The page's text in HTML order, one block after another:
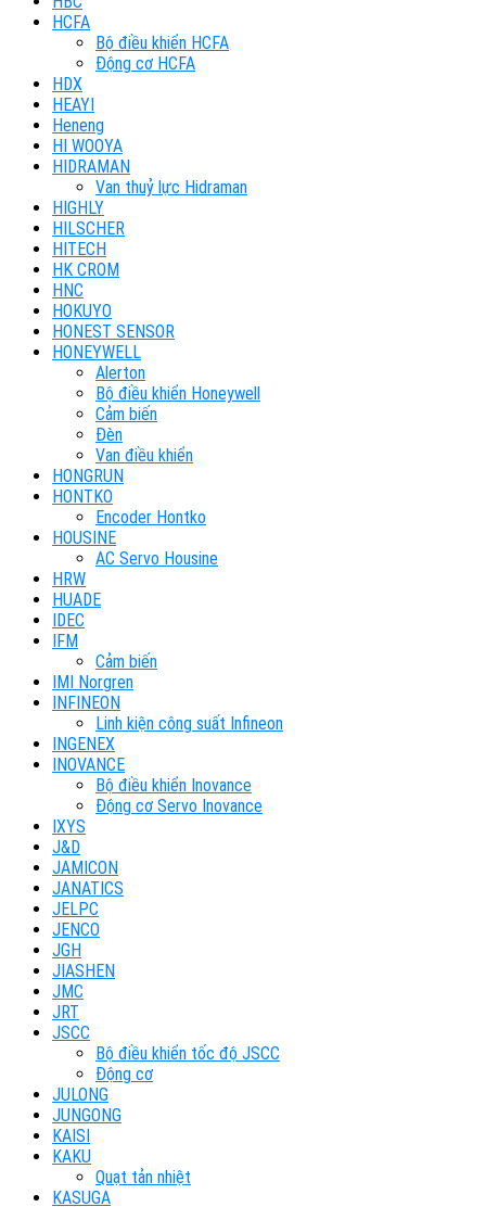
HCFA
Bộ điều khiển HCFA
Động cơ HCFA
HDX
HEAYI
Heneng
HI WOOYA
HIDRAMAN
Van thuỷ lực Hidraman
HIGHLY
HILSCHER
HITECH
HK CROM
HNC
HOKUYO
HONEST SENSOR
HONEYWELL
Alerton
Bộ điều khiển Honeywell
Cảm biến
Đèn
Van điều khiển
HONGRUN
HONTKO
Encoder Hontko
HOUSINE
AC Servo Housine
HRW
HUADE
IDEC
IFM
Cảm biến
IMI Norgren
INFINEON
Linh kiện công suất Infineon
INGENEX
INOVANCE
Bộ điều khiển Inovance
Động cơ Servo Inovance
IXYS
J&D
JAMICON
JANATICS
JELPC
JENCO
JGH
JIASHEN
JMC
JRT
JSCC
Bộ điều khiển tốc độ JSCC
Động cơ
JULONG
JUNGONG
KAISI
KAKU
Quạt tản nhiệt
KASUGA